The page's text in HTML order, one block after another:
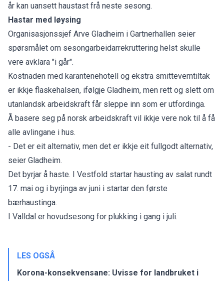
år kan uansett haustast frå neste sesong.
Hastar med løysing
Organisasjonssjef Arve Gladheim i Gartnerhallen seier
spørsmålet om sesongarbeidarrekruttering helst skulle
vere avklara "i går".
Kostnaden med karantenehotell og ekstra smitteverntiltak
er ikkje flaskehalsen, ifølgje Gladheim, men rett og slett om
utanlandsk arbeidskraft får sleppe inn som er utfordinga.
Å basere seg på norsk arbeidskraft vil ikkje vere nok til å få
alle avlingane i hus.
- Det er eit alternativ, men det er ikkje eit fullgodt alternativ,
seier Gladheim.
Det byrjar å haste. I Vestfold startar hausting av salat rundt
17. mai og i byrjinga av juni i startar den første
bærhaustinga.
I Valldal er hovudsesong for plukking i gang i juli.
LES OGSÅ
Korona-konsekvensane: Uvisse for landbruket i